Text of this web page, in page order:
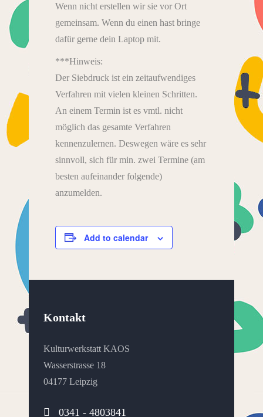
Wenn nicht erstellen wir sie vor Ort
gemeinsam. Wenn du einen hast bringe
dafür gerne dein Laptop mit.
***Hinweis:
Der Siebdruck ist ein zeitaufwendiges
Verfahren mit vielen kleinen Schritten.
An einem Termin ist es vmtl. nicht
möglich das gesamte Verfahren
kennenzulernen. Deswegen wäre es sehr
sinnvoll, sich für min. zwei Termine (am
besten aufeinander folgende)
anzumelden.
Add to calendar
Kontakt
Kulturwerkstatt KAOS
Wasserstrasse 18
04177 Leipzig
0341 - 4803841